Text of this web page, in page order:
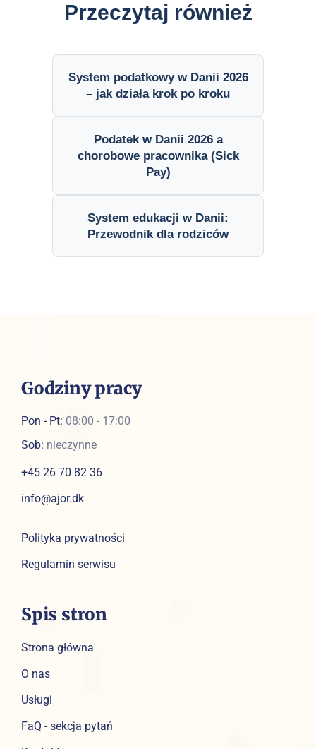
Przeczytaj również
System podatkowy w Danii 2026
– jak działa krok po kroku
Podatek w Danii 2026 a
chorobowe pracownika (Sick
Pay)
System edukacji w Danii:
Przewodnik dla rodziców
Godziny pracy
Pon - Pt: 08:00 - 17:00
Sob: nieczynne
+45 26 70 82 36
info@ajor.dk
Polityka prywatności
Regulamin serwisu
Spis stron
Strona główna
O nas
Usługi
FaQ - sekcja pytań